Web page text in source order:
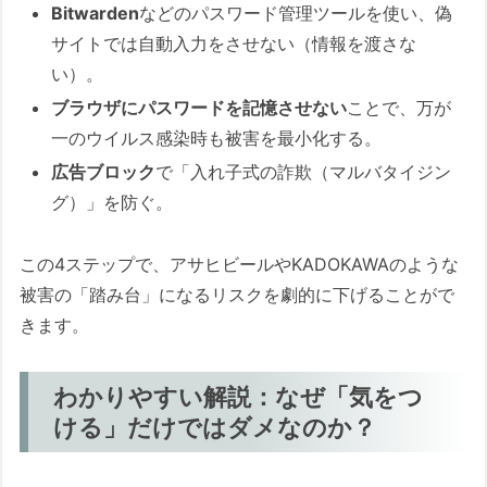
Bitwardenなどのパスワード管理ツールを使い、偽
サイトでは自動入力をさせない（情報を渡さな
い）。
ブラウザにパスワードを記憶させないことで、万が
一のウイルス感染時も被害を最小化する。
広告ブロックで「入れ子式の詐欺（マルバタイジン
グ）」を防ぐ。
この4ステップで、アサヒビールやKADOKAWAのような
被害の「踏み台」になるリスクを劇的に下げることがで
きます。
わかりやすい解説：なぜ「気をつ
ける」だけではダメなのか？